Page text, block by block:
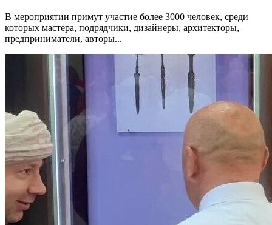
В мероприятии примут участие более 3000 человек, среди
которых мастера, подрядчики, дизайнеры, архитекторы,
предприниматели, авторы...